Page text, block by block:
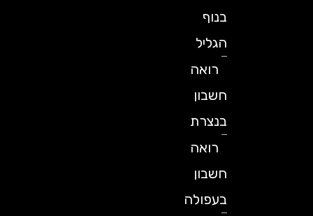
הגליל
רואה
חשבון
בנצרת
רואה
חשבון
בעפולה